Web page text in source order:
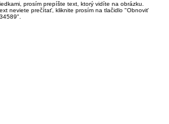
prosím prepíšte text, ktorý vidíte na obrázku.
neviete prečítať, kliknite prosím na tlačidlo "Obnoviť